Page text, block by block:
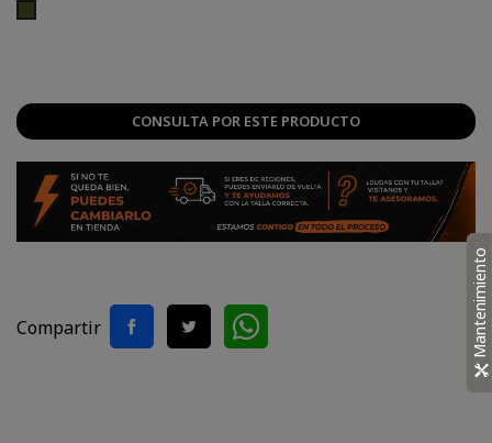
CONSULTA POR ESTE PRODUCTO
Compartir Mantenimiento